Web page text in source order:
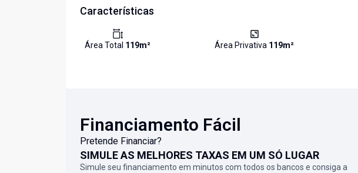
Características
Área Total 119m² Área Privativa 119m²
Financiamento Fácil
Pretende Financiar?
SIMULE AS MELHORES TAXAS EM UM SÓ LUGAR
Simule seu financiamento em minutos com todos os bancos e consiga a